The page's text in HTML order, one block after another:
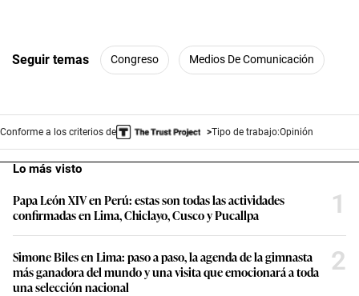
Seguir temas Congreso Medios De Comunicación
Conforme a los criterios de Tipo de trabajo:Opinión
Lo más visto
Papa León XIV en Perú: estas son todas las actividades
confirmadas en Lima, Chiclayo, Cusco y Pucallpa
1
Simone Biles en Lima: paso a paso, la agenda de la gimnasta
más ganadora del mundo y una visita que emocionará a toda
una selección nacional
2